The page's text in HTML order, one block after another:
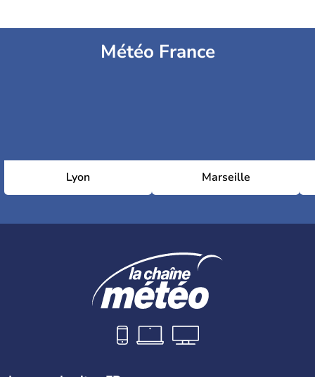
Météo France
Lyon Marseille